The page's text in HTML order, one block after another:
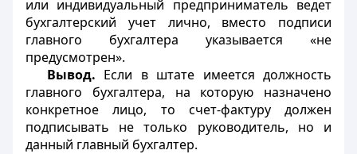
или индивидуальный предприниматель ведет
бухгалтерский учет лично, вместо подписи
главного бухгалтера указывается «не
предусмотрен».
Вывод. Если в штате имеется должность
главного бухгалтера, на которую назначено
конкретное лицо, то счет-фактуру должен
подписывать не только руководитель, но и
данный главный бухгалтер.